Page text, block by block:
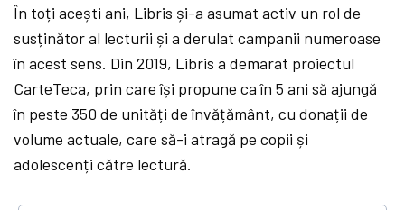
În toți acești ani, Libris și-a asumat activ un rol de
susținător al lecturii și a derulat campanii numeroase
în acest sens. Din 2019, Libris a demarat proiectul
CarteTeca, prin care își propune ca în 5 ani să ajungă
în peste 350 de unități de învățământ, cu donații de
volume actuale, care să-i atragă pe copii și
adolescenți către lectură.